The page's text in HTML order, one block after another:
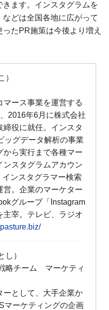
ます。インスタグラムを
どは全国各地に広がって
たPR施策は今後より増え
）
ース事業を運営する
2016年6月に株式会社
役に就任。インスタ
ッグデータ解析の事業
から実行まで各種マー
ンスタグラムアカウン
インスタグラマー検索
営。企業のマーケター
グループ「Instagram
主宰。テレビ、ラジオ
し）
略チーム マーケティ
ーとして、大手企業か
マーケティングの企画